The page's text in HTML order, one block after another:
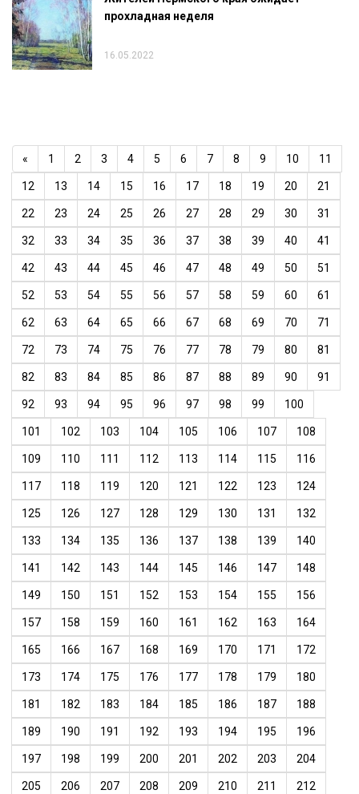
прохладная неделя
16.05.2022
« 1 2 3 4 5 6 7 8 9 10 11
12 13 14 15 16 17 18 19 20 21
22 23 24 25 26 27 28 29 30 31
32 33 34 35 36 37 38 39 40 41
42 43 44 45 46 47 48 49 50 51
52 53 54 55 56 57 58 59 60 61
62 63 64 65 66 67 68 69 70 71
72 73 74 75 76 77 78 79 80 81
82 83 84 85 86 87 88 89 90 91
92 93 94 95 96 97 98 99 100
101 102 103 104 105 106 107 108
109 110 111 112 113 114 115 116
117 118 119 120 121 122 123 124
125 126 127 128 129 130 131 132
133 134 135 136 137 138 139 140
141 142 143 144 145 146 147 148
149 150 151 152 153 154 155 156
157 158 159 160 161 162 163 164
165 166 167 168 169 170 171 172
173 174 175 176 177 178 179 180
181 182 183 184 185 186 187 188
189 190 191 192 193 194 195 196
197 198 199 200 201 202 203 204
205 206 207 208 209 210 211 212